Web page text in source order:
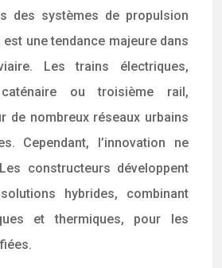
des systèmes de propulsion
une tendance majeure dans
Les trains électriques,
ou troisième rail,
de nombreux réseaux urbains
Cependant, l’innovation ne
constructeurs développent
hybrides, combinant
et thermiques, pour les